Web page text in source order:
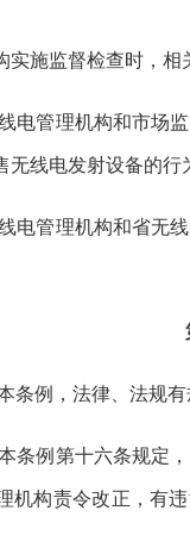
实施监督检查时，
电管理机构和市场
线电发射设备的行
电管理机构和省无
条例，法律、法规
条例第十六条规定
机构责令改正，有